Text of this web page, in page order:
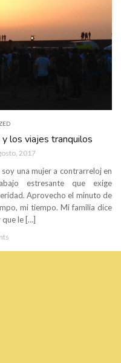
los viajes tranquilos
2017
una mujer a contrarreloj en
estresante que exige
Aprovecho el minuto de
mi tiempo. Mi familia dice
que le […]